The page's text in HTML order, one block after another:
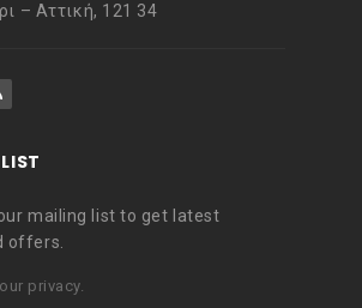
– Αττική, 121 34
mailing list to get latest
offers.
privacy.